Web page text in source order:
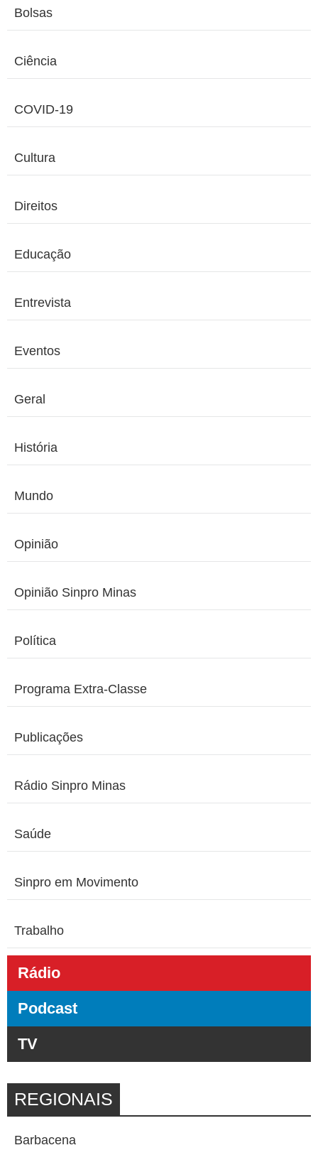
Bolsas
Ciência
COVID-19
Cultura
Direitos
Educação
Entrevista
Eventos
Geral
História
Mundo
Opinião
Opinião Sinpro Minas
Política
Programa Extra-Classe
Publicações
Rádio Sinpro Minas
Saúde
Sinpro em Movimento
Trabalho
Rádio
Podcast
TV
REGIONAIS
Barbacena